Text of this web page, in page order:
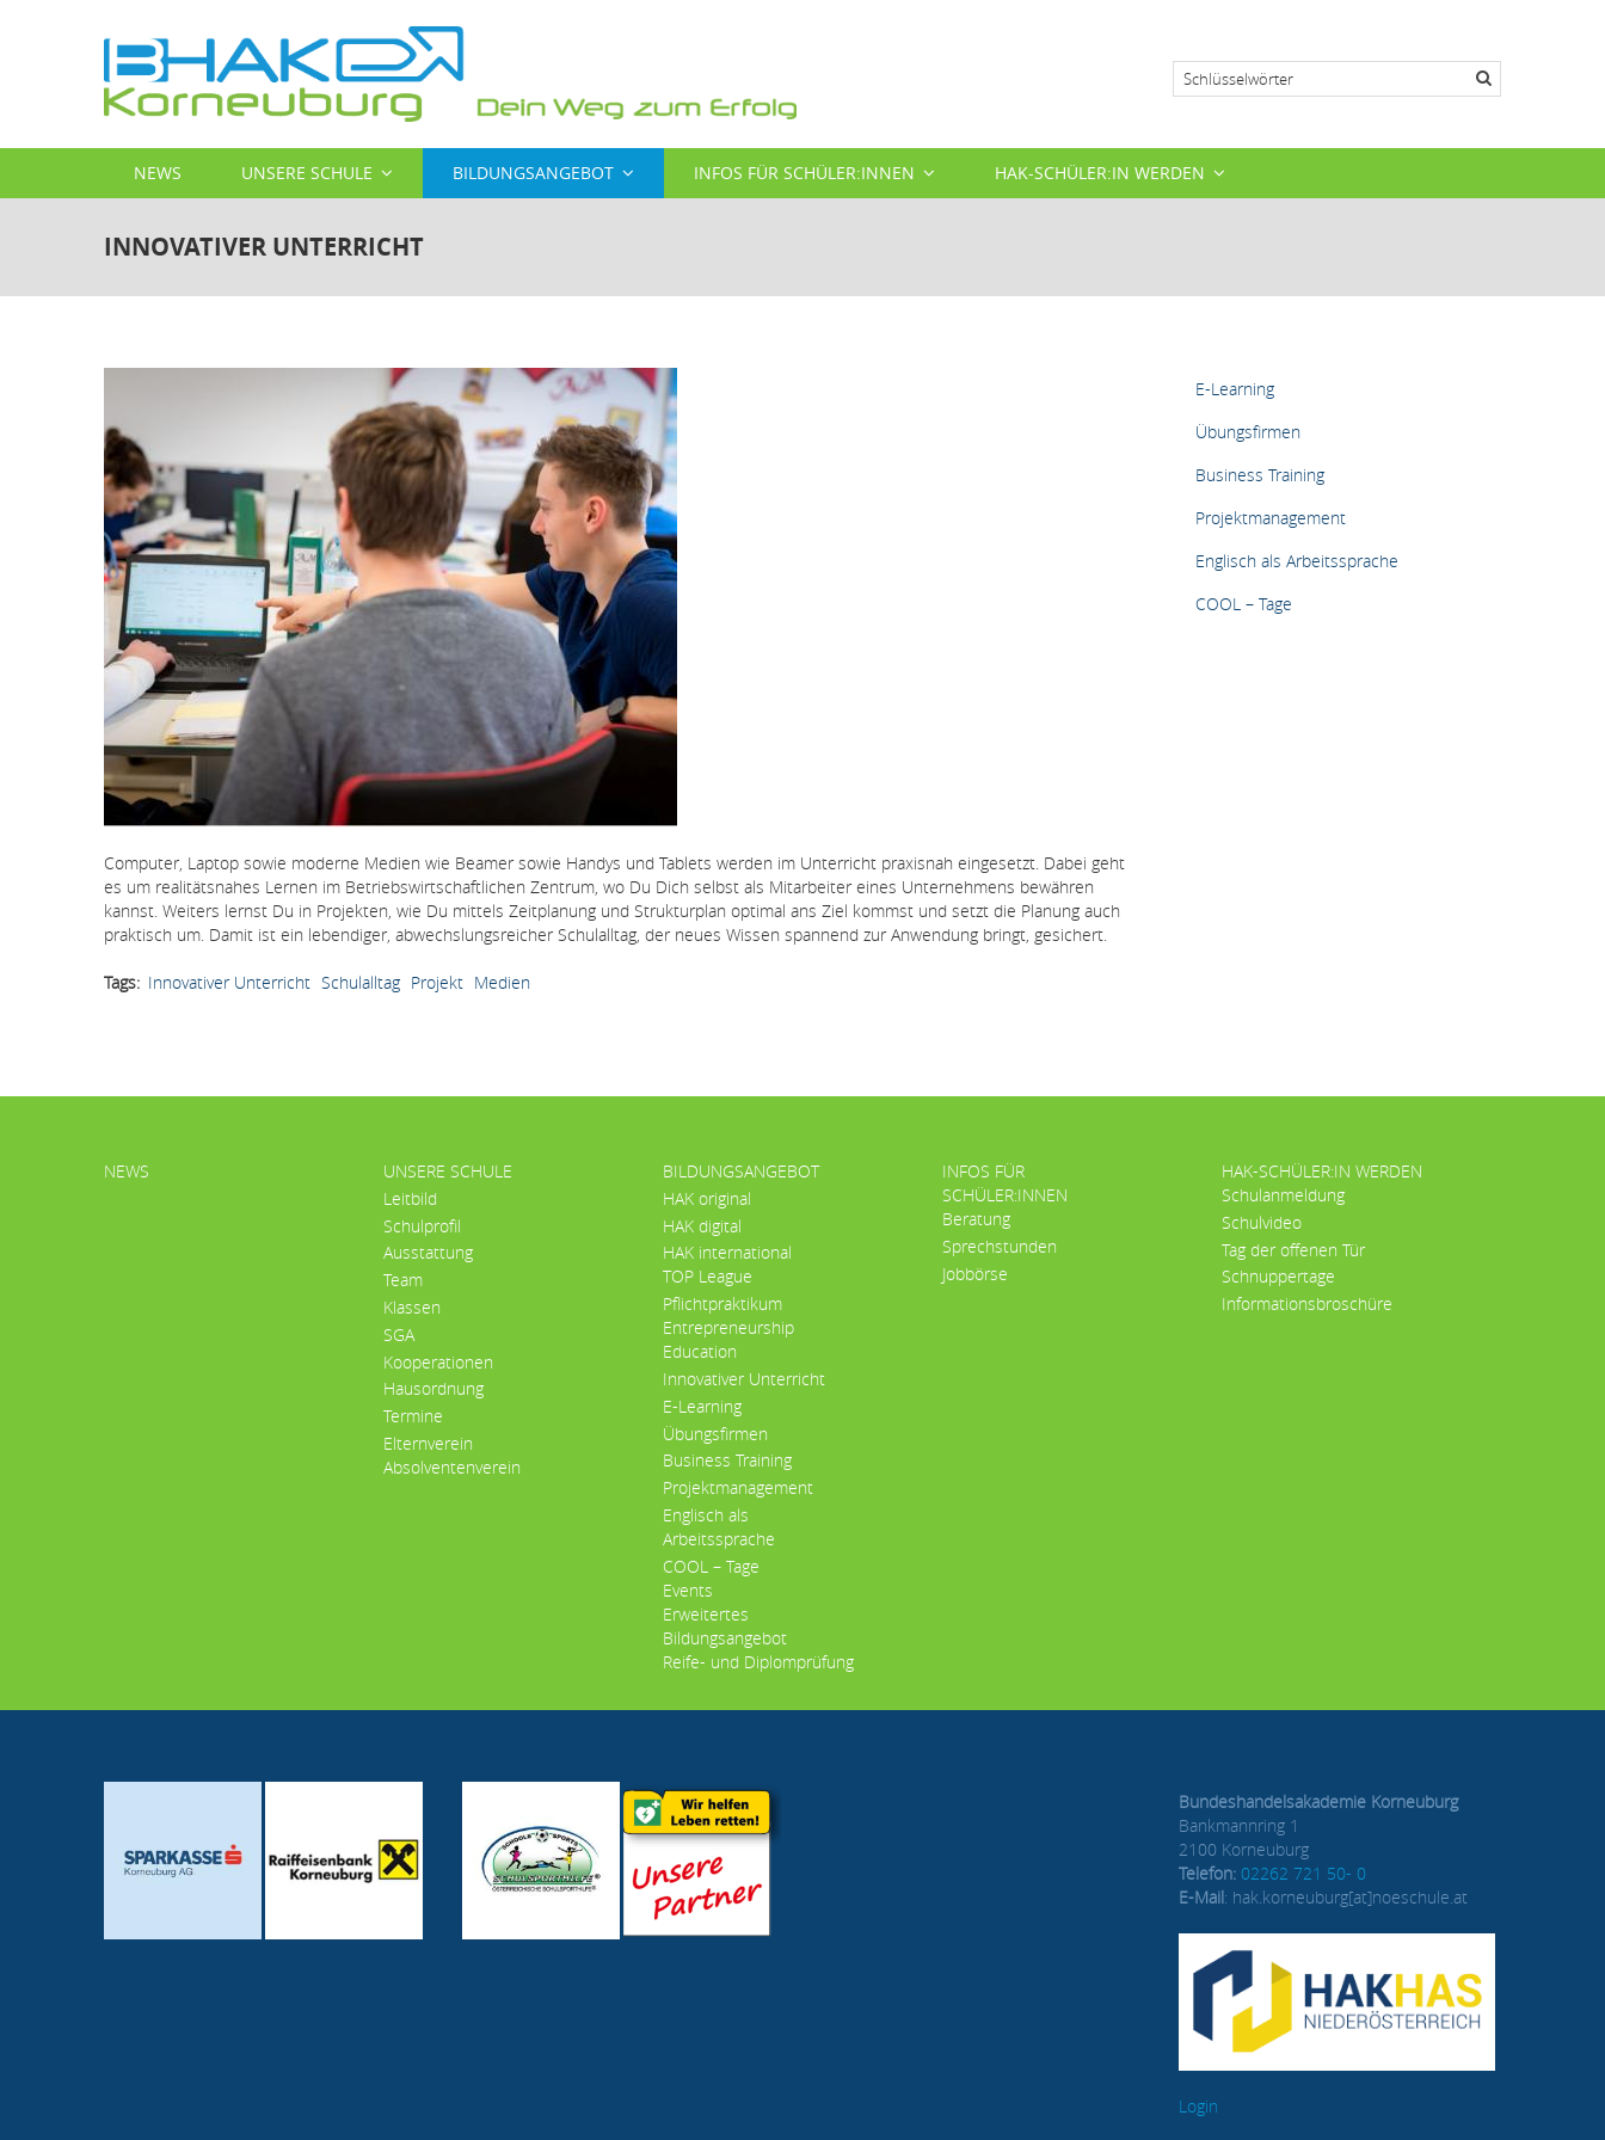
Suche
MAIN
NAVIGATION
NEWS UNSERE SCHULE BILDUNGSANGEBOT INFOS FÜR SCHÜLER:INNEN HAK-SCHÜLER:IN WERDEN
INNOVATIVER UNTERRICHT
Computer, Laptop sowie moderne Medien wie Beamer sowie Handys und Tablets werden im Unterricht praxisnah eingesetzt. Dabei geht
es um realitätsnahes Lernen im Betriebswirtschaftlichen Zentrum, wo Du Dich selbst als Mitarbeiter eines Unternehmens bewähren
kannst. Weiters lernst Du in Projekten, wie Du mittels Zeitplanung und Strukturplan optimal ans Ziel kommst und setzt die Planung auch
praktisch um. Damit ist ein lebendiger, abwechslungsreicher Schulalltag, der neues Wissen spannend zur Anwendung bringt, gesichert.
Tags Innovativer Unterricht Schulalltag Projekt Medien
HAUPTMENÜ
E-Learning
Übungsfirmen
Business Training
Projektmanagement
Englisch als Arbeitssprache
COOL – Tage
HAUPTMENÜ
NEWS
UNSERE SCHULE
Leitbild
Schulprofil
Ausstattung
Team
Klassen
SGA
Kooperationen
Hausordnung
Termine
Elternverein
Absolventenverein
BILDUNGSANGEBOT
HAK original
HAK digital
HAK international
TOP League
Pflichtpraktikum
Entrepreneurship
Education
Innovativer Unterricht
E-Learning
Übungsfirmen
Business Training
Projektmanagement
Englisch als
Arbeitssprache
COOL – Tage
Events
Erweitertes
Bildungsangebot
Reife- und Diplomprüfung
INFOS FÜR
SCHÜLER:INNEN
Beratung
Sprechstunden
Jobbörse
HAK-SCHÜLER:IN WERDEN
Schulanmeldung
Schulvideo
Tag der offenen Tür
Schnuppertage
Informationsbroschüre
Bundeshandelsakademie Korneuburg
Bankmannring 1
2100 Korneuburg
Telefon: 02262 721 50- 0
E-Mail: hak.korneuburg[at]noeschule.at
Login